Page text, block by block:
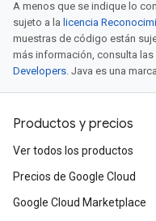
A menos que se indique lo
sujeto a la licencia
muestras de código están
más información, consulta las
Developers. Java es una
Productos y precios
Ver todos los productos
Precios de Google Cloud
Google Cloud Marketplace